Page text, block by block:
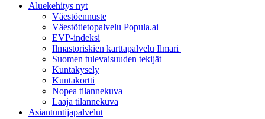
Aluekehitys nyt
Väestöennuste
Väestötietopalvelu Popula.ai
EVP-indeksi
Ilmastoriskien karttapalvelu Ilmari
Suomen tulevaisuuden tekijät
Kuntakysely
Kuntakortti
Nopea tilannekuva
Laaja tilannekuva
Asiantuntijapalvelut